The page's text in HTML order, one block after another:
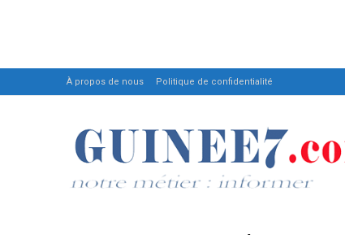
À propos de nous Politique de confidentialité